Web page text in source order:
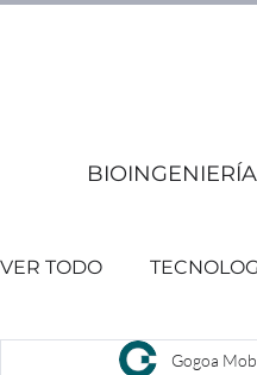
BIOINGENIERÍA
VER TODO
EVENTOS Gogoa